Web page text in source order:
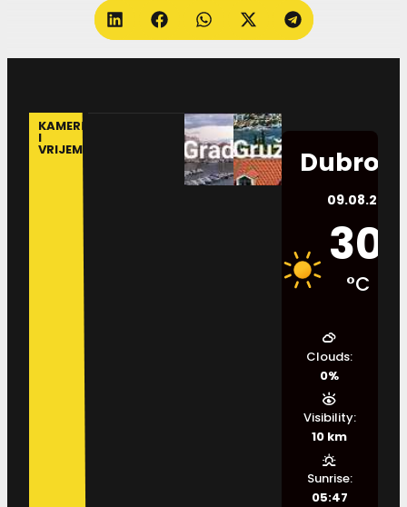
KAMERE
I
VRIJEME
09.08.2026.
30
°C
Clouds:
0%
Visibility:
10 km
Sunrise:
05:47